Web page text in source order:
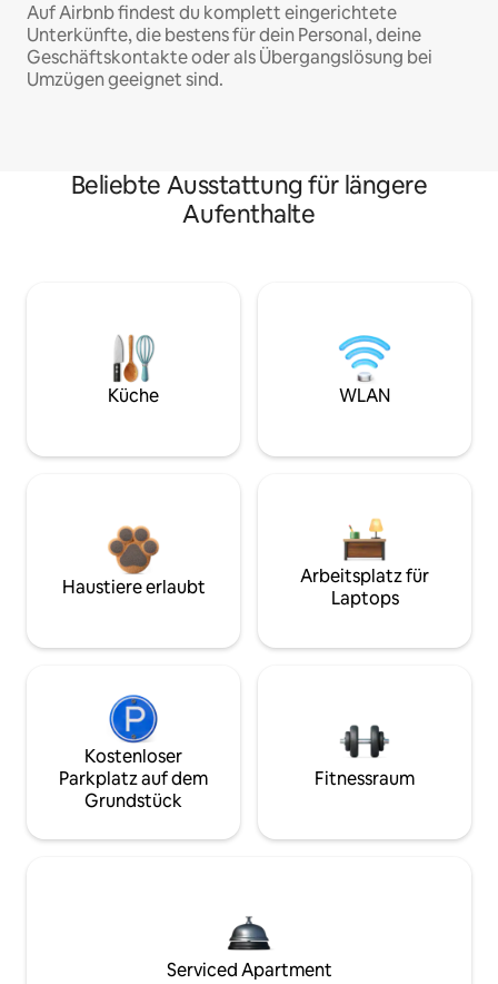
Auf Airbnb findest du komplett eingerichtete
Unterkünfte, die bestens für dein Personal, deine
Geschäftskontakte oder als Übergangslösung bei
Umzügen geeignet sind.
Beliebte Ausstattung für längere
Aufenthalte
Küche WLAN
Haustiere erlaubt
Arbeitsplatz für
Laptops
Kostenloser
Parkplatz auf dem
Grundstück
Fitnessraum
Serviced Apartment